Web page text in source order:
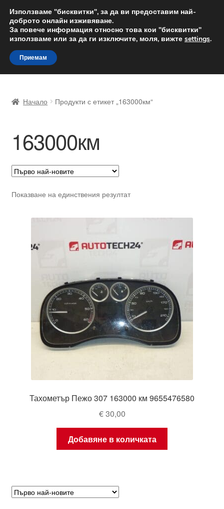
ДОСТАВКА от 12 лв.
Доставка по целия свят
Skip
to
navigation
Skip
to
content
Доставка по целия свят
Жалби
За нас
Контакт
Моята сметка
Политика за поверителност
Правила и условия
Процедура за рекламации
Транспорт
Начало Продукти с етикет „163000км“
163000км
Показване на единствения резултат
Тахометър Пежо 307 163000 км 9655476580
€30,00
Добавяне в количката
Използваме "бисквитки", за да ви предоставим най-
доброто онлайн изживяване.
За повече информация относно това кои "бисквитки"
използваме или за да ги изключите, моля, вижте settings.
Приемам